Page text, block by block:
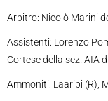
Arbitro: Nicolò Marini
Assistenti: Lorenzo
Cortese della sez. AIA
Ammoniti: Laaribi (R),